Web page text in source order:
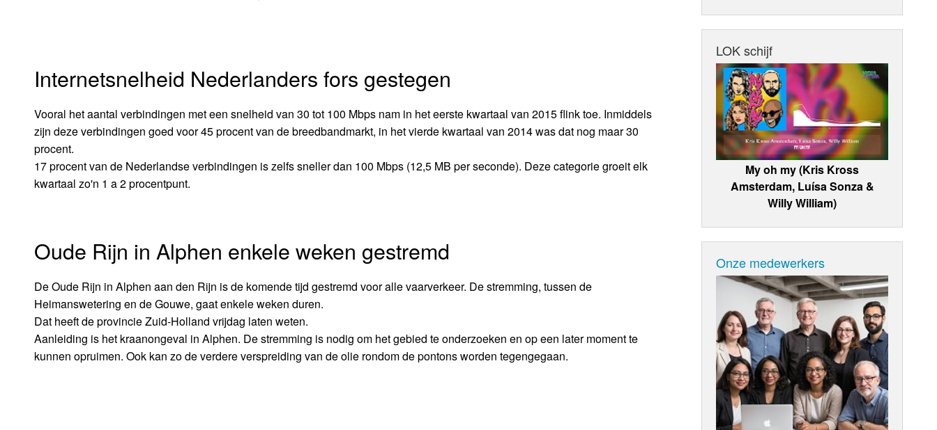
Internetsnelheid Nederlanders fors gestegen
Vooral het aantal verbindingen met een snelheid van 30 tot 100 Mbps nam in het eerste kwartaal van 2015 flink toe. Inmiddels
zijn deze verbindingen goed voor 45 procent van de breedbandmarkt, in het vierde kwartaal van 2014 was dat nog maar 30
procent.
17 procent van de Nederlandse verbindingen is zelfs sneller dan 100 Mbps (12,5 MB per seconde). Deze categorie groeit elk
kwartaal zo'n 1 a 2 procentpunt.
Oude Rijn in Alphen enkele weken gestremd
De Oude Rijn in Alphen aan den Rijn is de komende tijd gestremd voor alle vaarverkeer. De stremming, tussen de
Heimanswetering en de Gouwe, gaat enkele weken duren.
Dat heeft de provincie Zuid-Holland vrijdag laten weten.
Aanleiding is het kraanongeval in Alphen. De stremming is nodig om het gebied te onderzoeken en op een later moment te
kunnen opruimen. Ook kan zo de verdere verspreiding van de olie rondom de pontons worden tegengegaan.
LOK schijf
My oh my (Kris Kross
Amsterdam, Luísa Sonza &
Willy William)
Onze medewerkers